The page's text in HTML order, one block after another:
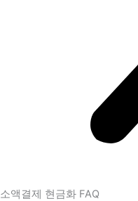
소액결제 현금화 FAQ​